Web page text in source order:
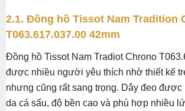
2.1. Đồng hồ Tissot Nam Tradition
T063.617.037.00 42mm
Đồng hồ Tissot Nam Tradiot Chrono
được nhiều người yêu thích nhờ thiết kế
nhưng cũng rất sang trọng. Dây đeo được
da cá sấu, độ bền cao và phù hợp nhiều